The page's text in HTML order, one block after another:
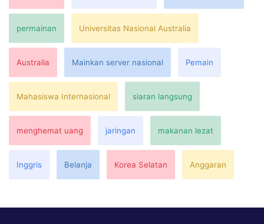
permainan Universitas Nasional Australia
Australia Mainkan server nasional Pemain
Mahasiswa Internasional siaran langsung
menghemat uang jaringan makanan lezat
Inggris Belanja Korea Selatan Anggaran